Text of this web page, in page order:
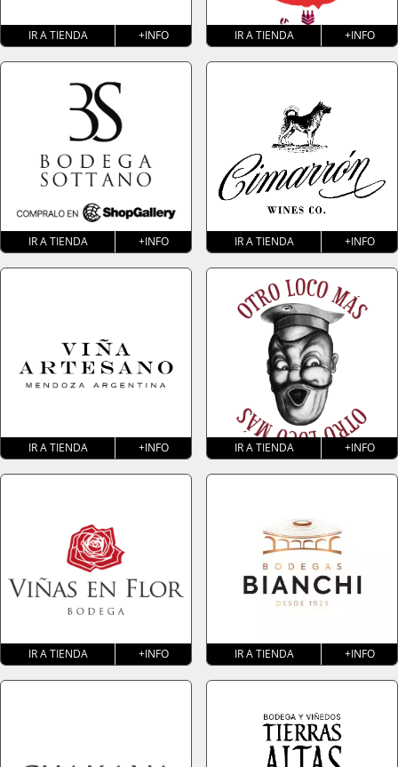
IR A TIENDA +INFO IR A TIENDA +INFO
IR A TIENDA +INFO IR A TIENDA +INFO
IR A TIENDA +INFO IR A TIENDA +INFO
IR A TIENDA +INFO IR A TIENDA +INFO